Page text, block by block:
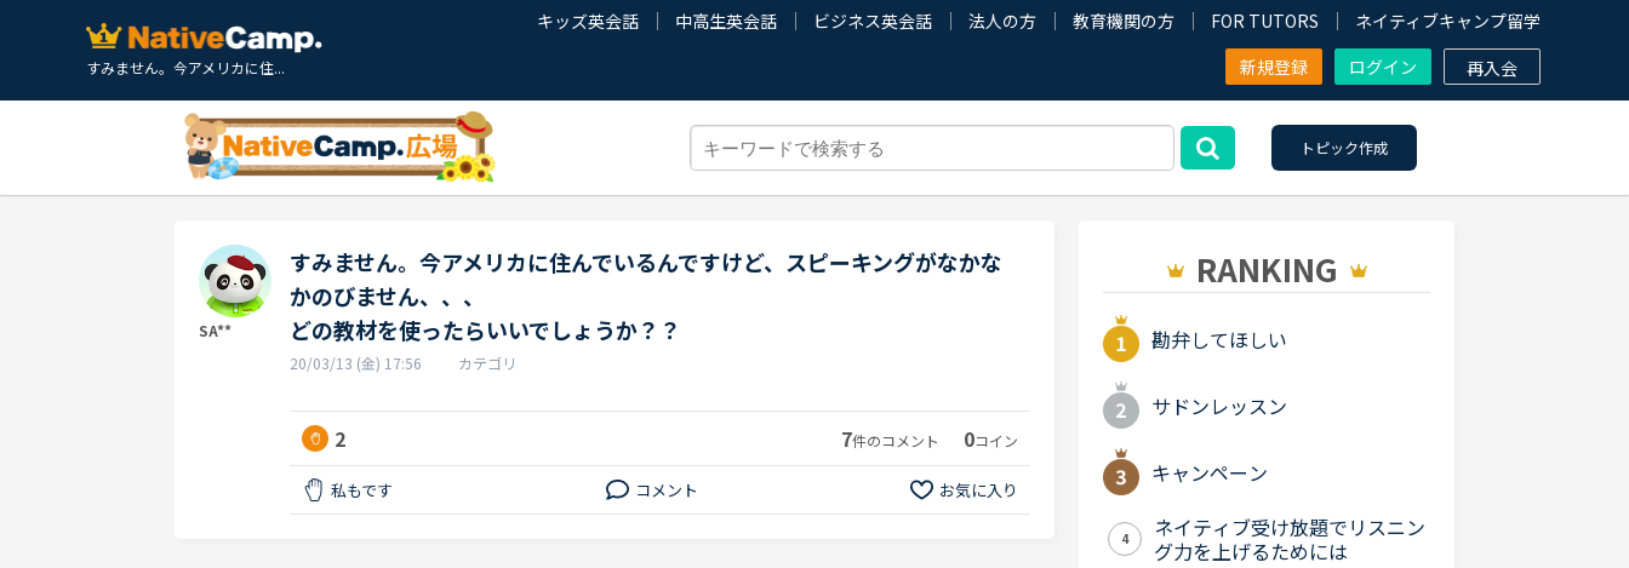
すみません。今アメリカに住...
キッズ英会話 中高生英会話 ビジネス英会話 法人の方 教育機関の方 FOR TUTORS
ネイティブキャンプ留学
新規登録
ログイン 再入会
トピック作成
SA**
すみません。今アメリカに住んでいるんですけど、スピーキングがなかな
かのびません、、、
どの教材を使ったらいいでしょうか？？
20/03/13 (金) 17:56 カテゴリ
2 7件のコメント 0コイン
私もです コメント お気に入り
RANKING
勘弁してほしい
サドンレッスン
キャンペーン
4
ネイティブ受け放題でリスニン
グ力を上げるためには